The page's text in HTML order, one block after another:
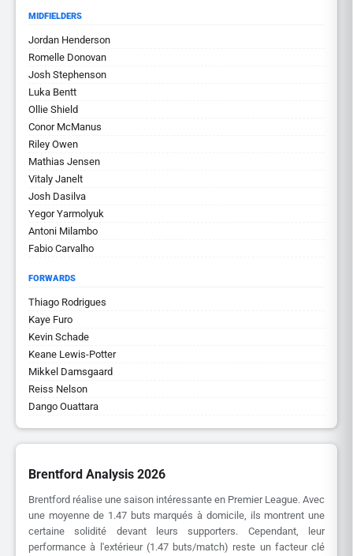
MIDFIELDERS
Jordan Henderson
Romelle Donovan
Josh Stephenson
Luka Bentt
Ollie Shield
Conor McManus
Riley Owen
Mathias Jensen
Vitaly Janelt
Josh Dasilva
Yegor Yarmolyuk
Antoni Milambo
Fabio Carvalho
FORWARDS
Thiago Rodrigues
Kaye Furo
Kevin Schade
Keane Lewis-Potter
Mikkel Damsgaard
Reiss Nelson
Dango Ouattara
Brentford Analysis 2026
Brentford réalise une saison intéressante en Premier League. Avec
une moyenne de 1.47 buts marqués à domicile, ils montrent une
certaine solidité devant leurs supporters. Cependant, leur
performance à l'extérieur (1.47 buts/match) reste un facteur clé